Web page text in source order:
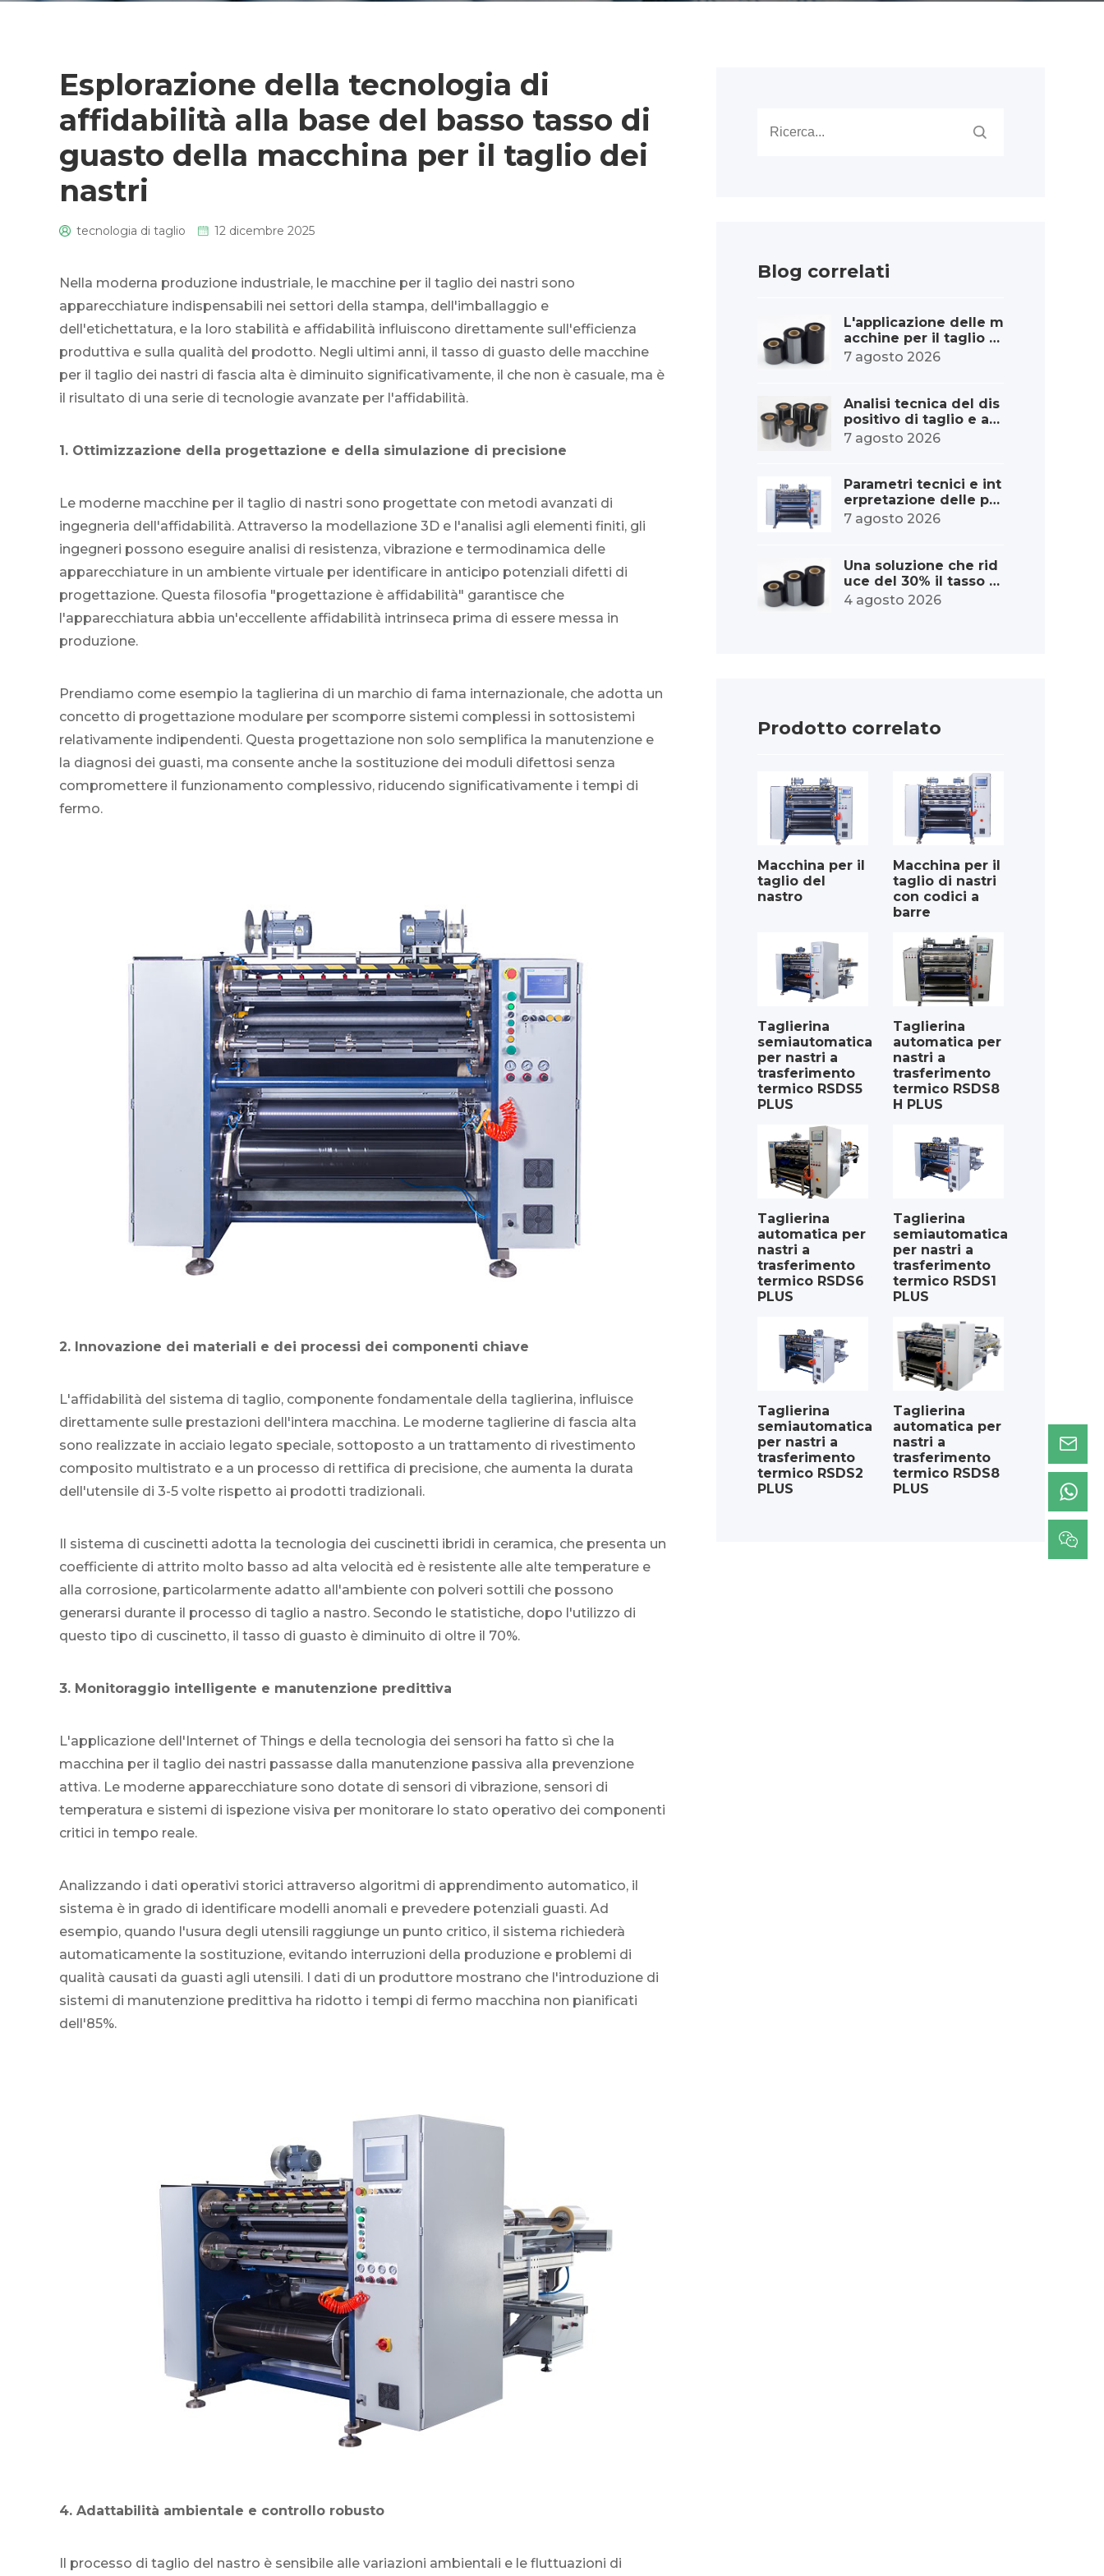
Esplorazione della tecnologia di
affidabilità alla base del basso tasso di
guasto della macchina per il taglio dei
nastri
tecnologia di taglio 12 dicembre 2025
Nella moderna produzione industriale, le macchine per il taglio dei nastri sono
apparecchiature indispensabili nei settori della stampa, dell'imballaggio e
dell'etichettatura, e la loro stabilità e affidabilità influiscono direttamente sull'efficienza
produttiva e sulla qualità del prodotto. Negli ultimi anni, il tasso di guasto delle macchine
per il taglio dei nastri di fascia alta è diminuito significativamente, il che non è casuale, ma è
il risultato di una serie di tecnologie avanzate per l'affidabilità.
1. Ottimizzazione della progettazione e della simulazione di precisione
Le moderne macchine per il taglio di nastri sono progettate con metodi avanzati di
ingegneria dell'affidabilità. Attraverso la modellazione 3D e l'analisi agli elementi finiti, gli
ingegneri possono eseguire analisi di resistenza, vibrazione e termodinamica delle
apparecchiature in un ambiente virtuale per identificare in anticipo potenziali difetti di
progettazione. Questa filosofia "progettazione è affidabilità" garantisce che
l'apparecchiatura abbia un'eccellente affidabilità intrinseca prima di essere messa in
produzione.
Prendiamo come esempio la taglierina di un marchio di fama internazionale, che adotta un
concetto di progettazione modulare per scomporre sistemi complessi in sottosistemi
relativamente indipendenti. Questa progettazione non solo semplifica la manutenzione e
la diagnosi dei guasti, ma consente anche la sostituzione dei moduli difettosi senza
compromettere il funzionamento complessivo, riducendo significativamente i tempi di
fermo.
2. Innovazione dei materiali e dei processi dei componenti chiave
L'affidabilità del sistema di taglio, componente fondamentale della taglierina, influisce
direttamente sulle prestazioni dell'intera macchina. Le moderne taglierine di fascia alta
sono realizzate in acciaio legato speciale, sottoposto a un trattamento di rivestimento
composito multistrato e a un processo di rettifica di precisione, che aumenta la durata
dell'utensile di 3-5 volte rispetto ai prodotti tradizionali.
Il sistema di cuscinetti adotta la tecnologia dei cuscinetti ibridi in ceramica, che presenta un
coefficiente di attrito molto basso ad alta velocità ed è resistente alle alte temperature e
alla corrosione, particolarmente adatto all'ambiente con polveri sottili che possono
generarsi durante il processo di taglio a nastro. Secondo le statistiche, dopo l'utilizzo di
questo tipo di cuscinetto, il tasso di guasto è diminuito di oltre il 70%.
3. Monitoraggio intelligente e manutenzione predittiva
L'applicazione dell'Internet of Things e della tecnologia dei sensori ha fatto sì che la
macchina per il taglio dei nastri passasse dalla manutenzione passiva alla prevenzione
attiva. Le moderne apparecchiature sono dotate di sensori di vibrazione, sensori di
temperatura e sistemi di ispezione visiva per monitorare lo stato operativo dei componenti
critici in tempo reale.
Analizzando i dati operativi storici attraverso algoritmi di apprendimento automatico, il
sistema è in grado di identificare modelli anomali e prevedere potenziali guasti. Ad
esempio, quando l'usura degli utensili raggiunge un punto critico, il sistema richiederà
automaticamente la sostituzione, evitando interruzioni della produzione e problemi di
qualità causati da guasti agli utensili. I dati di un produttore mostrano che l'introduzione di
sistemi di manutenzione predittiva ha ridotto i tempi di fermo macchina non pianificati
dell'85%.
4. Adattabilità ambientale e controllo robusto
Il processo di taglio del nastro è sensibile alle variazioni ambientali e le fluttuazioni di
Blog correlati
L'applicazione delle m
acchine per il taglio d
ei nastri nell'industria
dei materiali di consu
tichette.
7 agosto 2026
Analisi tecnica del dis
positivo di taglio e av
volgimento del nastro
a trasferimento termi
7 agosto 2026
Parametri tecnici e int
erpretazione delle pre
stazioni della macchin
a per il taglio ad alta v
7 agosto 2026
Una soluzione che rid
uce del 30% il tasso di
scarto delle macchine
per il taglio dei nastri.
4 agosto 2026
Prodotto correlato
Macchina per il
taglio del
nastro
Macchina per il
taglio di nastri
con codici a
barre
Taglierina
semiautomatica
per nastri a
trasferimento
termico RSDS5
PLUS
Taglierina
automatica per
nastri a
trasferimento
termico RSDS8
H PLUS
Taglierina
automatica per
nastri a
trasferimento
termico RSDS6
PLUS
Taglierina
semiautomatica
per nastri a
trasferimento
termico RSDS1
PLUS
Taglierina
semiautomatica
per nastri a
trasferimento
termico RSDS2
PLUS
Taglierina
automatica per
nastri a
trasferimento
termico RSDS8
PLUS